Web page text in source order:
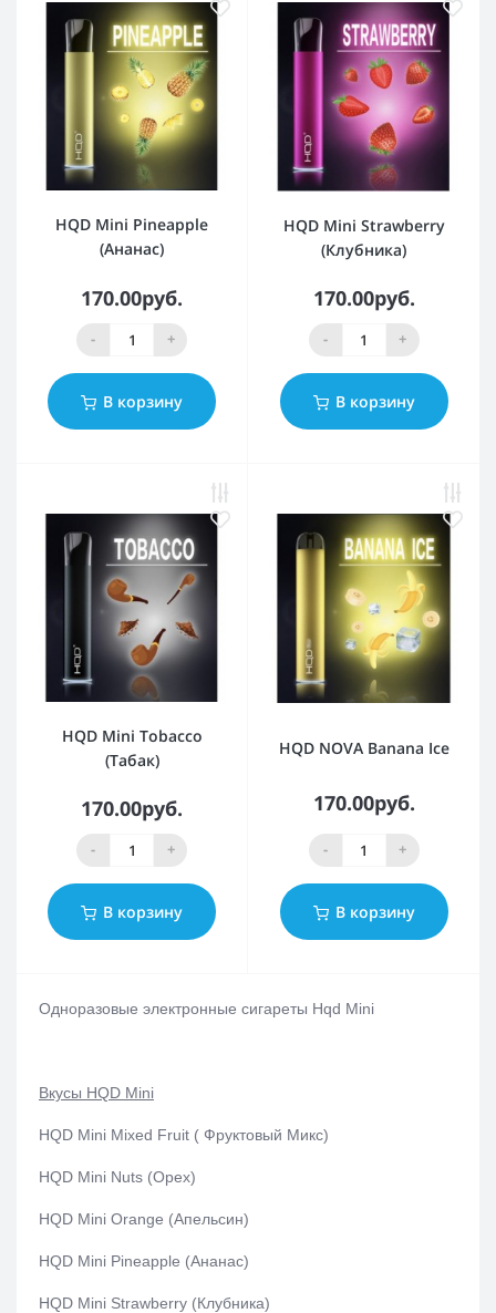
HQD Mini Pineapple
(Ананас)
170.00руб.
- +
В корзину
HQD Mini Strawberry
(Клубника)
170.00руб.
- +
В корзину
HQD Mini Tobacco
(Табак)
170.00руб.
- +
В корзину
HQD NOVA Banana Ice
170.00руб.
- +
В корзину
Одноразовые электронные сигареты Hqd Mini
Вкусы HQD Mini
HQD Mini Mixed Fruit ( Фруктовый Микс)
HQD Mini Nuts (Орех)
HQD Mini Orange (Апельсин)
HQD Mini Pineapple (Ананас)
HQD Mini Strawberry (Клубника)